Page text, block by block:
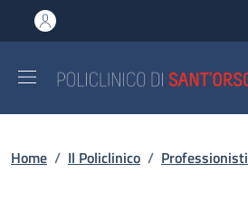
al contenuto principale
to footer content
Briciole di pane
Home / Il Policlinico / Professionisti